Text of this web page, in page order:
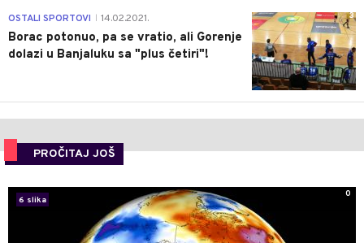
3
OSTALI SPORTOVI 14.02.2021.
Borac potonuo, pa se vratio, ali Gorenje
dolazi u Banjaluku sa "plus četiri"!
PROČITAJ JOŠ
6 slika
0